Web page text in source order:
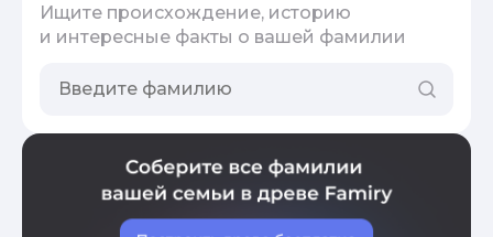
Ищите происхождение, историю
и интересные факты о вашей фамилии